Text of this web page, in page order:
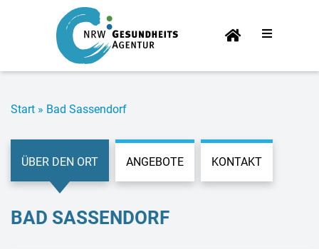
Start­
sei­te
Start » Bad Sas­sen­dorf
ÜBER DEN ORT ANGEBOTE KONTAKT
BAD SAS­SEN­DORF